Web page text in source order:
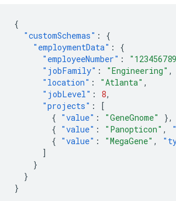
{
"customSchemas" :
{
"employmentData" :
{
"employeeNumber" :
"jobFamily" : "Engineering" ,
"location" : "Atlanta" ,
"jobLevel" : 8,
"projects" :
[
{ "value" : "GeneGnome"
},
{ "value" : "Panopticon" ,
{ "value" : "MegaGene" ,
]
}
}
}